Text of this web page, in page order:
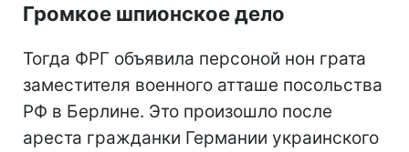
Громкое шпионское дело
Тогда ФРГ объявила персоной нон грата
заместителя военного атташе посольства
РФ в Берлине. Это произошло после
ареста гражданки Германии украинского